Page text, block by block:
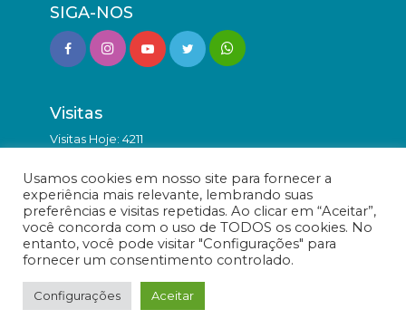
SIGA-NOS
Visitas
Visitas Hoje: 4211
Todos os direitos reservados.
Usamos cookies em nosso site para fornecer a
experiência mais relevante, lembrando suas
preferências e visitas repetidas. Ao clicar em “Aceitar”,
você concorda com o uso de TODOS os cookies. No
entanto, você pode visitar "Configurações" para
fornecer um consentimento controlado.
Configurações Aceitar